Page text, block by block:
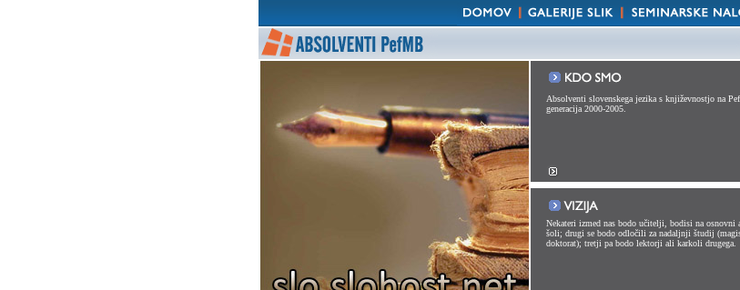
Absolventi slovenskega jezika s književnostjo na
generacija 2000-2005.
Nekateri izmed nas bodo učitelji, bodisi na osnovni
šoli; drugi se bodo odločili za nadaljnji študij
doktorat); tretji pa bodo lektorji ali karkoli drugega.